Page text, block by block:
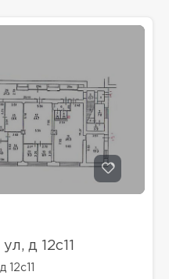
д 12с11